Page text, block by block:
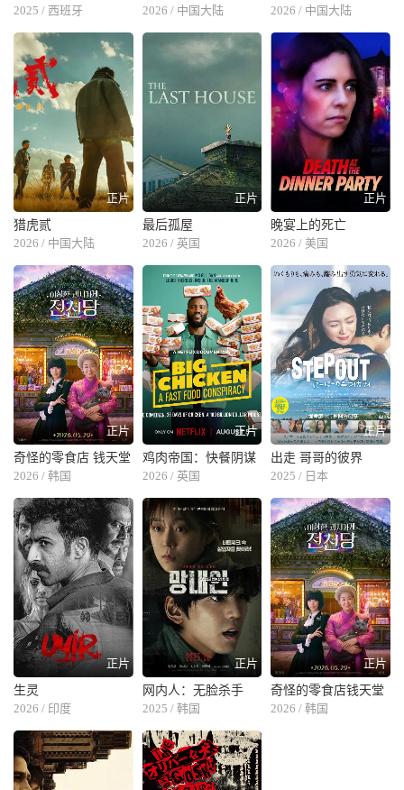
2025 / 西班牙
2026 / 中国大陆
2026 / 中国大陆
正片
猎虎贰
2026 / 中国大陆
正片
最后孤屋
2026 / 英国
正片
晚宴上的死亡
2026 / 美国
正片
奇怪的零食店 钱天堂
2026 / 韩国
正片
鸡肉帝国：快餐阴谋
2026 / 英国
正片
出走 哥哥的彼界
2025 / 日本
正片
生灵
2026 / 印度
正片
网内人：无脸杀手
2025 / 韩国
正片
奇怪的零食店钱天堂
2026 / 韩国